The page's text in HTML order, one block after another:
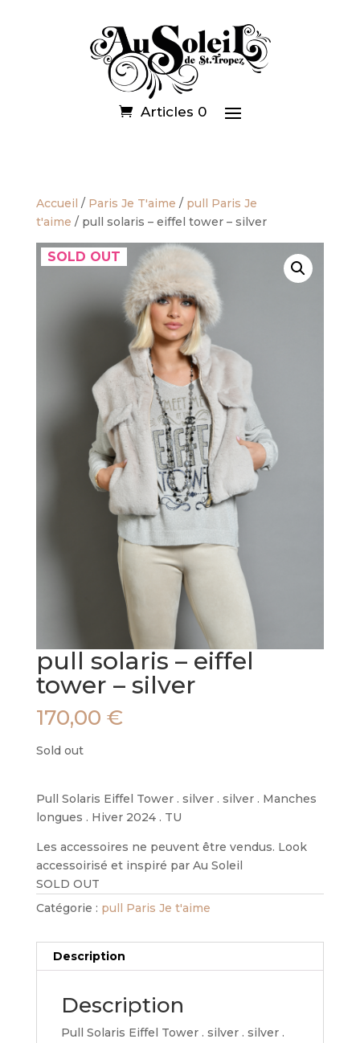
Articles 0
Accueil / Paris Je T'aime / pull Paris Je
t'aime / pull solaris – eiffel tower – silver
SOLD OUT
pull solaris – eiffel
tower – silver
170,00 €
Sold out
Pull Solaris Eiffel Tower . silver . silver . Manches
longues . Hiver 2024 . TU
Les accessoires ne peuvent être vendus. Look
accessoirisé et inspiré par Au Soleil
SOLD OUT
Catégorie : pull Paris Je t'aime
Description
Description
Pull Solaris Eiffel Tower . silver . silver .